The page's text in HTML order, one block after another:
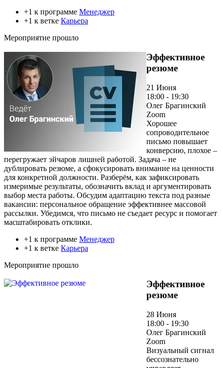
+1 к программе Менеджер
+1 к ветке Карьера
Мероприятие прошло
Эффективное
резюме
21 Июня
18:00 - 19:30
Олег Брагинский
Zoom
Хорошее
сопроводительное
письмо повышает
конверсию, плохое –
перегружает эйчаров лишней работой. Задача – не
дублировать резюме, а сфокусировать внимание на ценности
для конкретной должности. Разберём, как зафиксировать
измеримые результаты, обозначить вклад и аргументировать
выбор места работы. Обсудим адаптацию текста под разные
вакансии: персональное обращение эффективнее массовой
рассылки. Убедимся, что письмо не съедает ресурс и помогает
масштабировать отклики.
+1 к программе Менеджер
+1 к ветке Карьера
Мероприятие прошло
Эффективное
резюме
28 Июня
18:00 - 19:30
Олег Брагинский
Zoom
Визуальный сигнал
бессознательно